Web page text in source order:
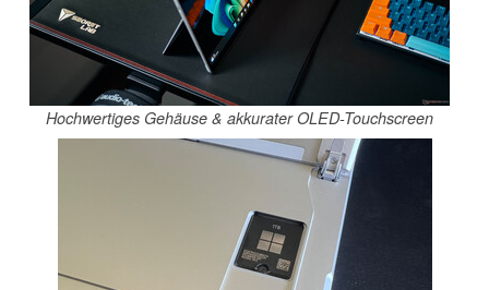
Hochwertiges Gehäuse & akkurater OLED-Touchscreen